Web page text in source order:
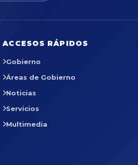
ACCESOS RÁPIDOS
Gobierno
Áreas de Gobierno
Noticias
Servicios
Multimedia